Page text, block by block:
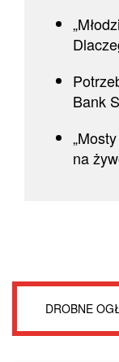
Bank
na
DROBNE